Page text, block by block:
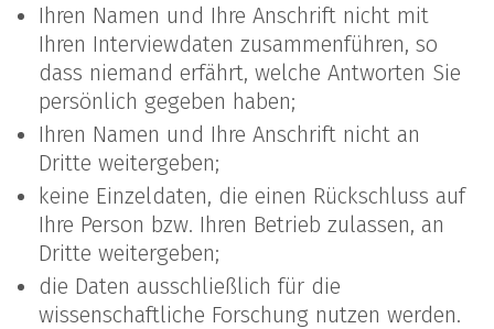
Ihren Namen und Ihre Anschrift nicht mit
Ihren Interviewdaten zusammenführen, so
dass niemand erfährt, welche Antworten Sie
persönlich gegeben haben;
Ihren Namen und Ihre Anschrift nicht an
Dritte weitergeben;
keine Einzeldaten, die einen Rückschluss auf
Ihre Person bzw. Ihren Betrieb zulassen, an
Dritte weitergeben;
die Daten ausschließlich für die
wissenschaftliche Forschung nutzen werden.